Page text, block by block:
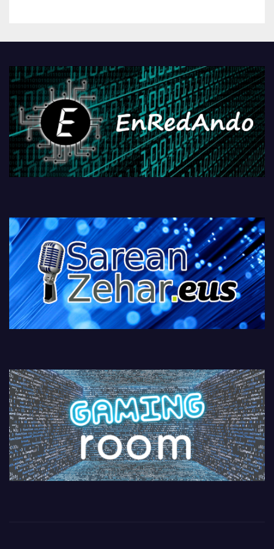
PlayStationeko bideojoko